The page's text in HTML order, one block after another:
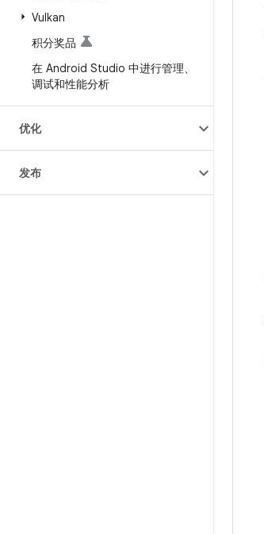
Vulkan
积分奖品
在 Android Studio 中进行管理、
调试和性能分析
优化
发布